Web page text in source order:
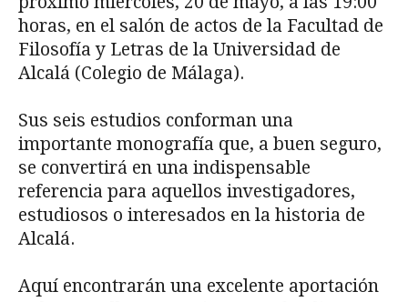
horas, en el salón de actos de la Facultad de
Filosofía y Letras de la Universidad de
Alcalá (Colegio de Málaga).
Sus seis estudios conforman una
importante monografía que, a buen seguro,
se convertirá en una indispensable
referencia para aquellos investigadores,
estudiosos o interesados en la historia de
Alcalá.
Aquí encontrarán una excelente aportación